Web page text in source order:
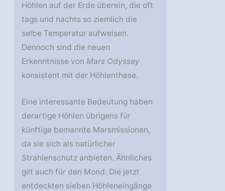
Höhlen auf der Erde überein, die oft
tags und nachts so ziemlich die
selbe Temperatur aufweisen.
Dennoch sind die neuen
Erkenntnisse vonMars Odyssey
konsistent mit der Höhlenthese.
Eine interessante Bedeutung haben
derartige Höhlen übrigens für
künftige bemannte Marsmissionen,
da sie sich als natürlicher
Strahlenschutz anbieten. Ähnliches
gilt auch für den Mond. Die jetzt
entdeckten sieben Höhleneingänge